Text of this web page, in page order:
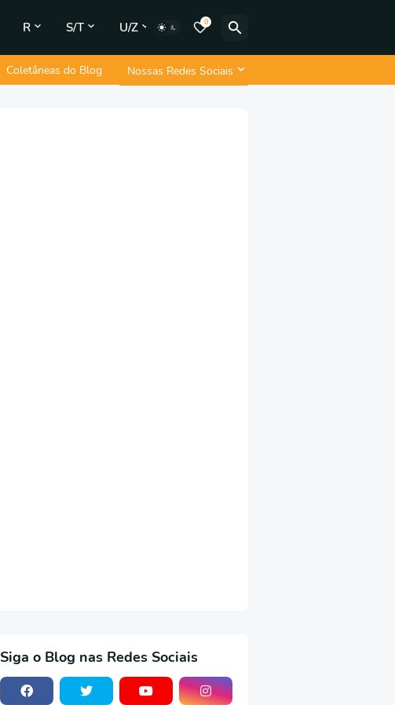
R S/T U/Z 0
Coletâneas do Blog Nossas Redes Sociais
Siga o Blog nas Redes Sociais